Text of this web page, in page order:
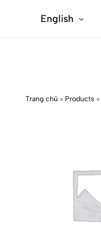
English
Trang chủ » Products »